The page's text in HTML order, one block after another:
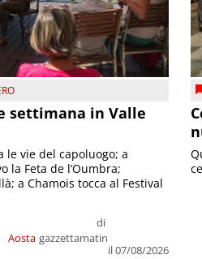
settimana in Valle
Aosta
di
gazzettamatin
il 07/08/2026
le vie del capoluogo; a
la Feta de l’Oumbra;
a Chamois tocca al Festival